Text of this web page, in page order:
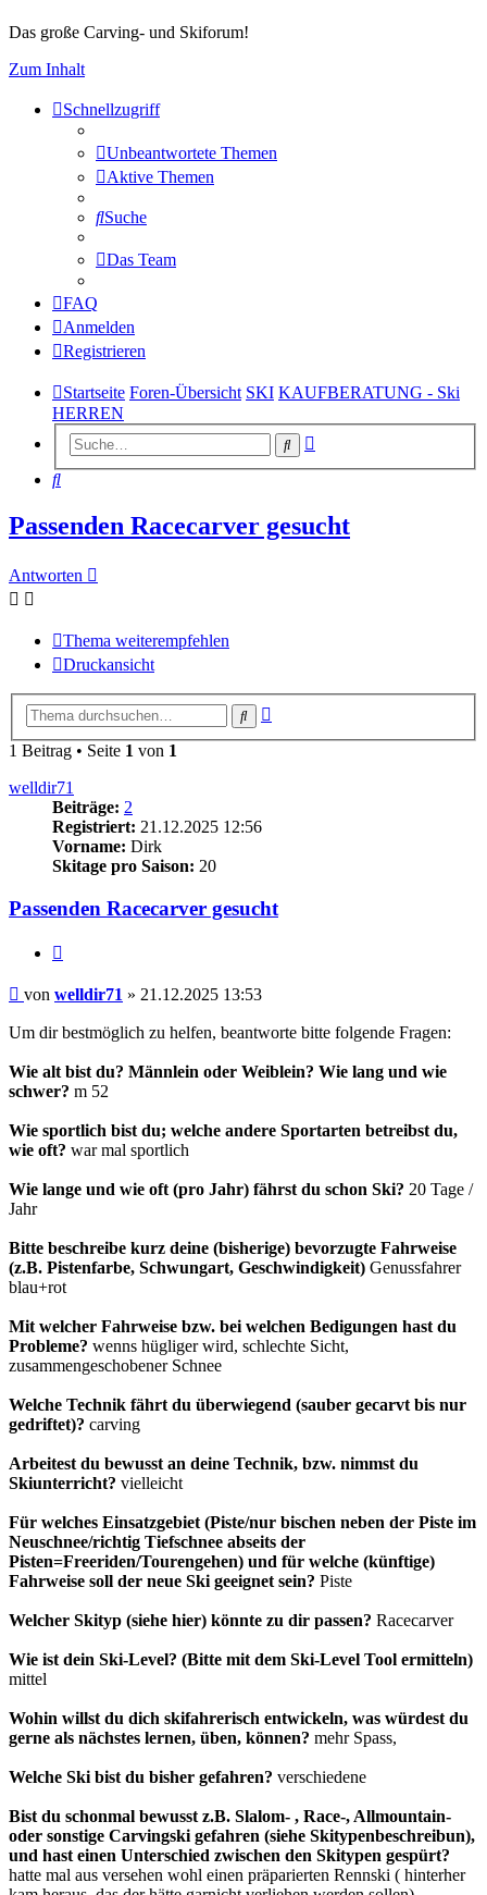
Das große Carving- und Skiforum!
Zum Inhalt
Schnellzugriff
Unbeantwortete Themen
Aktive Themen
Suche
Das Team
FAQ
Anmelden
Registrieren
Startseite Foren-Übersicht SKI KAUFBERATUNG - Ski
HERREN
Suche
Suche
Passenden Racecarver gesucht
Antworten
Thema weiterempfehlen
Druckansicht
Suche
1 Beitrag • Seite 1 von 1
welldir71
Beiträge: 2
Registriert: 21.12.2025 12:56
Vorname: Dirk
Skitage pro Saison: 20
Passenden Racecarver gesucht
Beitrag
von welldir71 » 21.12.2025 13:53
Um dir bestmöglich zu helfen, beantworte bitte folgende Fragen:
Wie alt bist du? Männlein oder Weiblein? Wie lang und wie
schwer? m 52
Wie sportlich bist du; welche andere Sportarten betreibst du,
wie oft? war mal sportlich
Wie lange und wie oft (pro Jahr) fährst du schon Ski? 20 Tage /
Jahr
Bitte beschreibe kurz deine (bisherige) bevorzugte Fahrweise
(z.B. Pistenfarbe, Schwungart, Geschwindigkeit) Genussfahrer
blau+rot
Mit welcher Fahrweise bzw. bei welchen Bedigungen hast du
Probleme? wenns hügliger wird, schlechte Sicht,
zusammengeschobener Schnee
Welche Technik fährt du überwiegend (sauber gecarvt bis nur
gedriftet)? carving
Arbeitest du bewusst an deine Technik, bzw. nimmst du
Skiunterricht? vielleicht
Für welches Einsatzgebiet (Piste/nur bischen neben der Piste im
Neuschnee/richtig Tiefschnee abseits der
Pisten=Freeriden/Tourengehen) und für welche (künftige)
Fahrweise soll der neue Ski geeignet sein? Piste
Welcher Skityp (siehe hier) könnte zu dir passen? Racecarver
Wie ist dein Ski-Level? (Bitte mit dem Ski-Level Tool ermitteln)
mittel
Wohin willst du dich skifahrerisch entwickeln, was würdest du
gerne als nächstes lernen, üben, können? mehr Spass,
Welche Ski bist du bisher gefahren? verschiedene
Bist du schonmal bewusst z.B. Slalom- , Race-, Allmountain-
oder sonstige Carvingski gefahren (siehe Skitypenbeschreibun),
und hast einen Unterschied zwischen den Skitypen gespürt?
hatte mal aus versehen wohl einen präparierten Rennski ( hinterher